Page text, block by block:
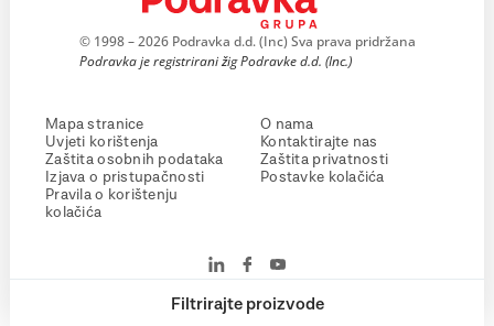
Filtrirajte proizvode
© 1998 – 2026 Podravka d.d. (Inc) Sva prava pridržana
Podravka je registrirani žig Podravke d.d. (Inc.)
Mapa stranice
Uvjeti korištenja
Zaštita osobnih podataka
Izjava o pristupačnosti
Pravila o korištenju
kolačića
O nama
Kontaktirajte nas
Zaštita privatnosti
Postavke kolačića